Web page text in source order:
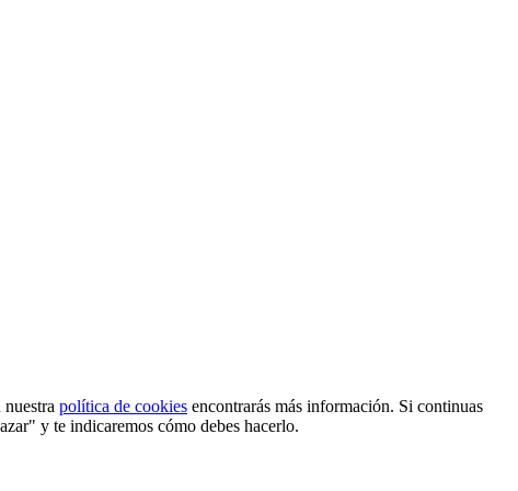
política de cookies encontrarás más información. Si continuas
y te indicaremos cómo debes hacerlo.